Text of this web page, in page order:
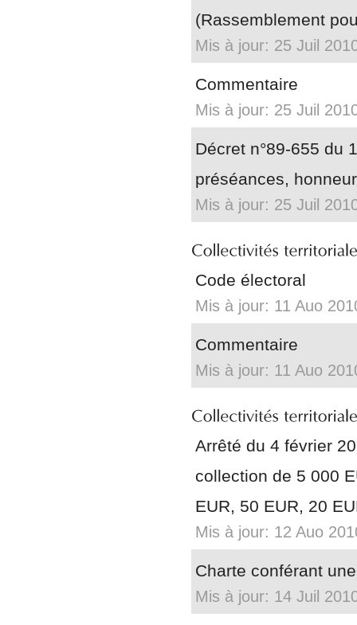
(Rassemblement
Mis à jour: 25 Juil
Commentaire
Mis à jour: 25 Juil
Décret n°89-655 du
préséances,
Mis à jour: 25 Juil
Code électoral
Mis à jour: 11 Auo
Commentaire
Mis à jour: 11 Auo
Arrêté du 4 février
collection de 5 000
EUR, 50 EUR, 20
Mis à jour: 12 Auo
Charte conférant
Mis à jour: 14 Juil